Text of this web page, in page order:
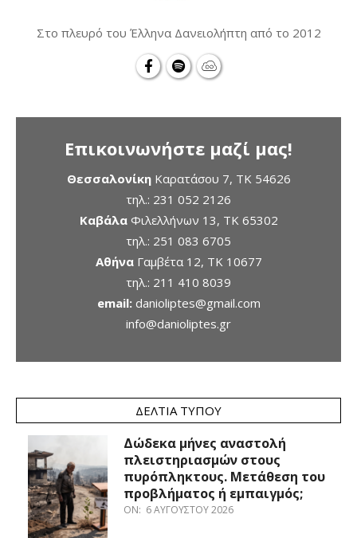
Στο πλευρό του Έλληνα Δανειολήπτη από το 2012
Επικοινωνήστε μαζί μας!
ΘεσσαλονίκηΚαρατάσου 7, TK 54626
τηλ.: 231 052 2126
ΚαβάλαΦιλελλήνων 13, ΤΚ 65302
τηλ.: 251 083 6705
ΑθήναΓαμβέτα 12, ΤΚ 10677
τηλ.: 211 410 8039
email: danioliptes@gmail.com
info@danioliptes.gr
ΔΕΛΤΊΑ ΤΎΠΟΥ
Δώδεκα μήνες αναστολή
πλειστηριασμών στους
πυρόπληκτους. Μετάθεση του
προβλήματος ή εμπαιγμός;
ON: 6 ΑΥΓΟΎΣΤΟΥ 2026